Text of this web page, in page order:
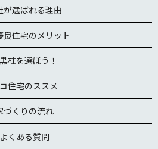
が選ばれる理由
良住宅のメリット
柱を選ぼう！
住宅のススメ
づくりの流れ
よくある質問